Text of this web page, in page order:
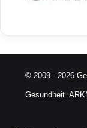
© 2009 - 2026
Gesundheit.